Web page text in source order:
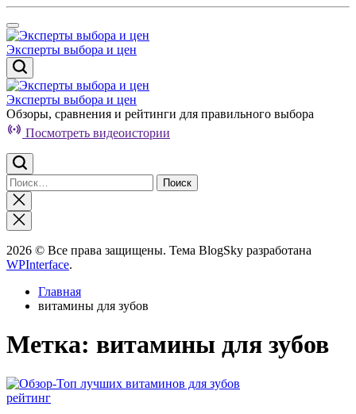
Перейти
к
содержимому
Эксперты выбора и цен
Эксперты выбора и цен
Обзоры, сравнения и рейтинги для правильного выбора
Посмотреть видеоистории
Найти:
Закрыть
поиск
2026 © Все права защищены. Тема BlogSky разработана
WPInterface.
Главная
витамины для зубов
Метка: витамины для зубов
Опубликовано
рейтинг